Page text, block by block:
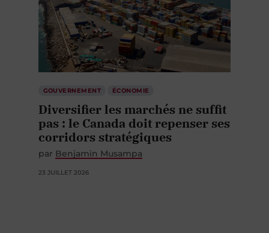
GOUVERNEMENT ÉCONOMIE
Diversifier les marchés ne suffit
pas : le Canada doit repenser ses
corridors stratégiques
par Benjamin Musampa
23 JUILLET 2026